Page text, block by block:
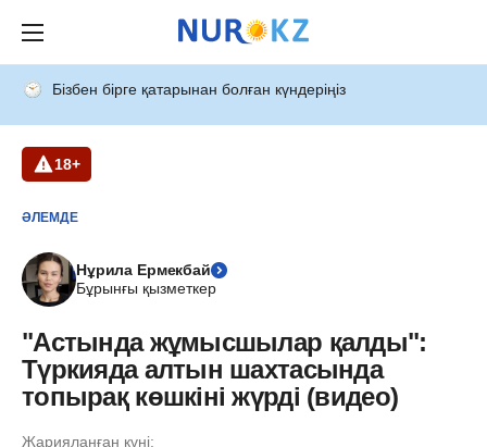
Бізбен бірге қатарынан болған күндеріңіз
18+
ӘЛЕМДЕ
Нұрила Ермекбай
Бұрынғы қызметкер
"Астында жұмысшылар қалды":
Түркияда алтын шахтасында
топырақ көшкіні жүрді (видео)
Жарияланған күні: